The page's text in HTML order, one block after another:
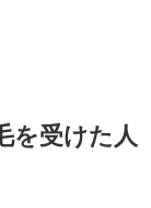
を受けた人